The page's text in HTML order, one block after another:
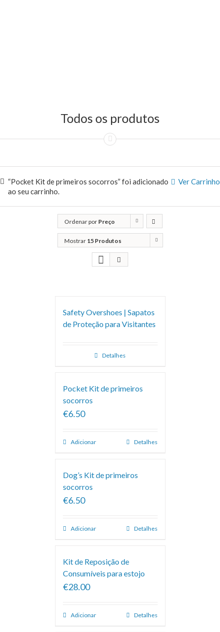
Todos os produtos
Ver Carrinho
“Pocket Kit de primeiros socorros” foi adicionado
ao seu carrinho.
Ordenar por Preço
Mostrar 15 Produtos
Safety Overshoes | Sapatos
de Proteção para Visitantes
Detalhes
Pocket Kit de primeiros
socorros
€6.50
Adicionar Detalhes
Dog’s Kit de primeiros
socorros
€6.50
Adicionar Detalhes
Kit de Reposição de
Consumíveis para estojo
€28.00
Adicionar Detalhes